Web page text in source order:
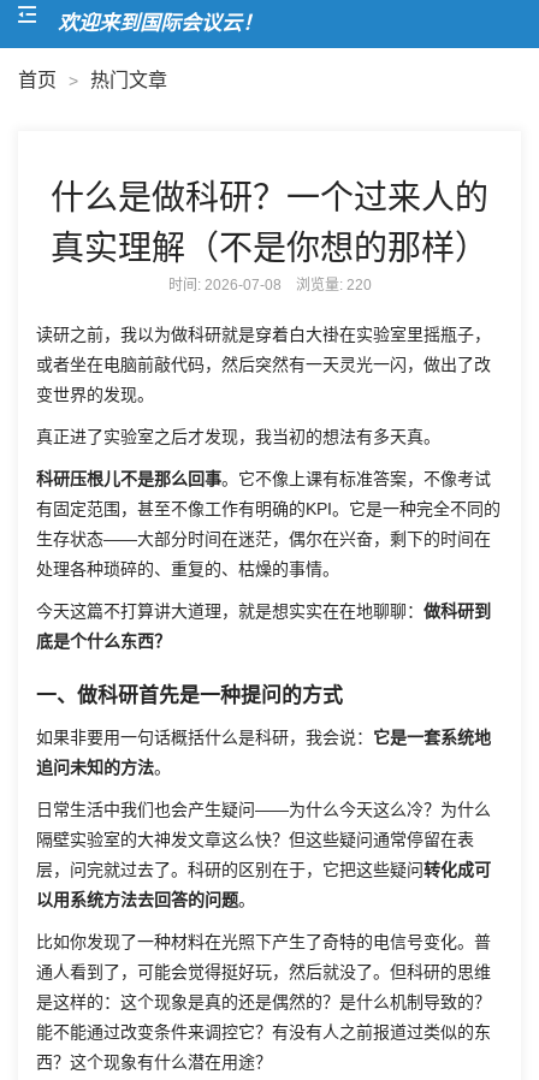
欢迎来到国际会议云！
首页 > 热门文章
什么是做科研？一个过来人的
真实理解（不是你想的那样）
时间: 2026-07-08 浏览量: 220
读研之前，我以为做科研就是穿着白大褂在实验室里摇瓶子，
或者坐在电脑前敲代码，然后突然有一天灵光一闪，做出了改
变世界的发现。
真正进了实验室之后才发现，我当初的想法有多天真。
科研压根儿不是那么回事。它不像上课有标准答案，不像考试
有固定范围，甚至不像工作有明确的KPI。它是一种完全不同的
生存状态——大部分时间在迷茫，偶尔在兴奋，剩下的时间在
处理各种琐碎的、重复的、枯燥的事情。
今天这篇不打算讲大道理，就是想实实在在地聊聊： 做科研到
底是个什么东西？
一、做科研首先是一种提问的方式
如果非要用一句话概括什么是科研，我会说： 它是一套系统地
追问未知的方法。
日常生活中我们也会产生疑问——为什么今天这么冷？为什么
隔壁实验室的大神发文章这么快？但这些疑问通常停留在表
层，问完就过去了。科研的区别在于，它把这些疑问转化成可
以用系统方法去回答的问题。
比如你发现了一种材料在光照下产生了奇特的电信号变化。普
通人看到了，可能会觉得挺好玩，然后就没了。但科研的思维
是这样的：这个现象是真的还是偶然的？是什么机制导致的？
能不能通过改变条件来调控它？有没有人之前报道过类似的东
西？这个现象有什么潜在用途？